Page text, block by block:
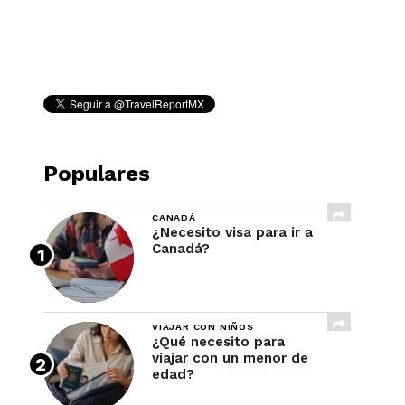
Populares
CANADÁ
¿Necesito visa para ir a
Canadá?
VIAJAR CON NIÑOS
¿Qué necesito para
viajar con un menor de
edad?